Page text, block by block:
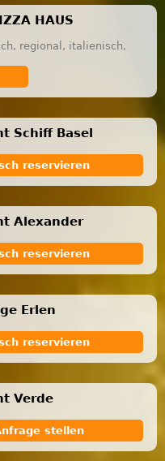
HAUS
regional, italienisch,
Schiff Basel
reservieren
Alexander
reservieren
Erlen
reservieren
Verde
stellen